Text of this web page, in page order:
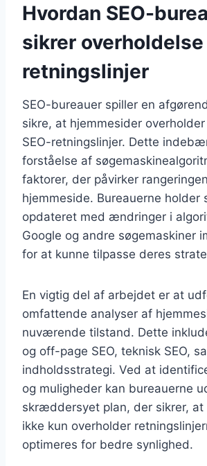
Hvordan SEO-
sikrer
retningslinjer
SEO-bureauer spiller en
sikre, at hjemmesider
SEO-retningslinjer. Dette
forståelse af
faktorer, der påvirker
hjemmeside. Bureauerne holder
opdateret med ændringer i
Google og andre søgemaskiner
for at kunne tilpasse deres
En vigtig del af arbejdet er at
omfattende analyser af
nuværende tilstand. Dette
og off-page SEO, teknisk SEO,
indholdsstrategi. Ved at
og muligheder kan bureauerne
skræddersyet plan, der sikrer, at
ikke kun overholder
optimeres for bedre synlighed.